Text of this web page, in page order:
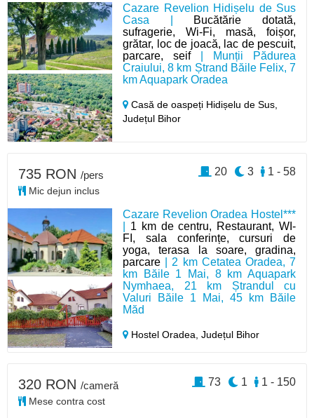
Cazare Revelion Hidișelu de Sus
Casa | Bucătărie dotată,
sufragerie, Wi-Fi, masă, foișor,
grătar, loc de joacă, lac de pescuit,
parcare, seif| Munții Pădurea
Craiului, 8 km Ștrand Băile Felix, 7
km Aquapark Oradea
Casă de oaspeți Hidișelu de Sus,
Județul Bihor
Cazare Revelion Oradea Hostel***
1 km de centru, Restaurant, WI-
FI, sala conferințe, cursuri de
yoga, terasa la soare, gradina,
parcare | 2 km Cetatea Oradea, 7
km Băile 1 Mai, 8 km Aquapark
Nymhaea, 21 km Ștrandul cu
Valuri Băile 1 Mai, 45 km Băile
Măd
Hostel Oradea,Județul Bihor
735 RON /pers
Mic dejun inclus
1 - 58
3
20
320 RON /cameră
Mese contra cost
1 - 150
1
73